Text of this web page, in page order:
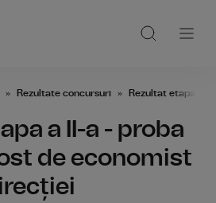
Rezultate concursuri Rezultat etapa a
a II-a - proba
de economist